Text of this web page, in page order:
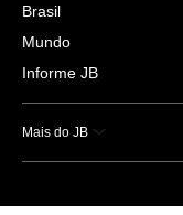
Brasil
Mundo
Informe JB
Mais do JB
Esportes